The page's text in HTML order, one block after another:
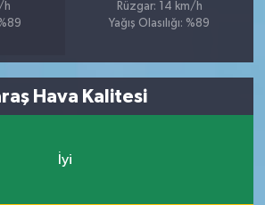
h
Rüzgar: 14 km/h
Yağış Olasılığı: %89
Hava Kalitesi
İyi